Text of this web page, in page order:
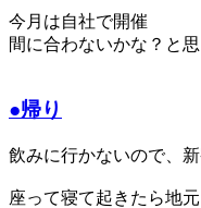
今月は自社で開催
間に合わないかな？と
●帰り
飲みに行かないので、
座って寝て起きたら地元